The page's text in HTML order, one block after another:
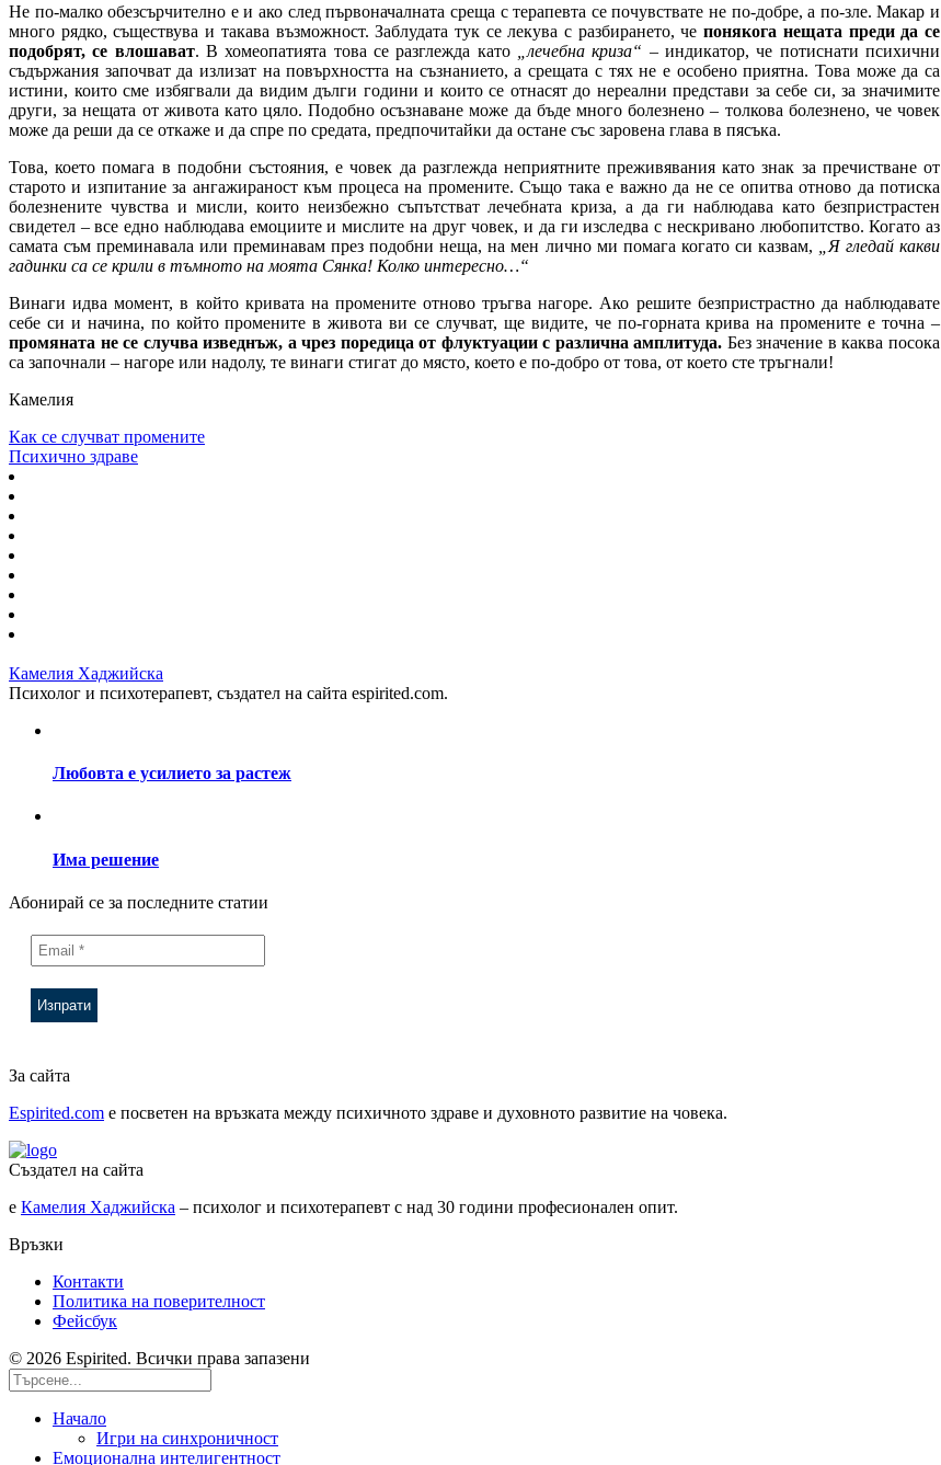
Не по-малко обезсърчително е и ако след първоначалната среща с терапевта се почувствате не по-добре, а по-зле. Макар и
много рядко, съществува и такава възможност. Заблудата тук се лекува с разбирането, чепонякога нещата преди да се
подобрят, се влошават. В хомеопатията това се разглежда като „лечебна криза“ – индикатор, че потиснати психични
съдържания започват да излизат на повърхността на съзнанието, а срещата с тях не е особено приятна. Това може да са
истини, които сме избягвали да видим дълги години и които се отнасят до нереални представи за себе си, за значимите
други, за нещата от живота като цяло. Подобно осъзнаване може да бъде много болезнено – толкова болезнено, че човек
може да реши да се откаже и да спре по средата, предпочитайки да остане със заровена глава в пясъка.
Това, което помага в подобни състояния, е човек да разглежда неприятните преживявания като знак за пречистване от
старото и изпитание за ангажираност към процеса на промените. Също така е важно да не се опитва отново да потиска
болезнените чувства и мисли, които неизбежно съпътстват лечебната криза, а да ги наблюдава като безпристрастен
свидетел – все едно наблюдава емоциите и мислите на друг човек, и да ги изследва с нескривано любопитство. Когато аз
самата съм преминавала или преминавам през подобни неща, на мен лично ми помага когато си казвам,
„Я гледай какви
гадинки са се крили в тъмното на моята Сянка! Колко интересно…“
Винаги идва момент, в който кривата на промените отново тръгва нагоре. Ако решите безпристрастно да наблюдавате
себе си и начина, по който промените в живота ви се случват, ще видите, че по-горната крива на промените е точна –
промяната не се случва изведнъж, а чрез поредица от флуктуации с различна амплитуда. Без значение в каква посока
са започнали – нагоре или надолу, те винаги стигат до място, което е по-добро от това, от което сте тръгнали!
Камелия
Как се случват промените
Психично здраве
Камелия Хаджийска
Психолог и психотерапевт, създател на сайта espirited.com.
Любовта е усилието за растеж
Има решение
Абонирай се за последните статии
За сайта
Espirited.com e посветен на връзката между психичното здраве и духовното развитие на човека.
Създател на сайта
е Камелия Хаджийска – психолог и психотерапевт с над 30 години професионален опит.
Връзки
Контакти
Политика на поверителност
Фейсбук
© 2026 Espirited. Всички права запазени
Начало
Игри на синхроничност
Емоционална интелигентност